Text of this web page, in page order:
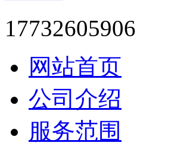
17732605906
网站首页
公司介绍
服务范围